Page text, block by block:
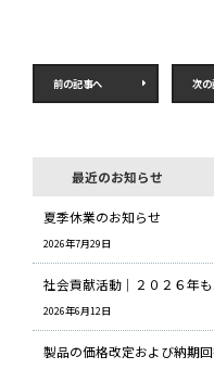
前の記事へ 次
最近のお知らせ
夏季休業のお知らせ
2026年7月29日
社会貢献活動｜２０２６年
2026年6月12日
製品の価格改定および納期